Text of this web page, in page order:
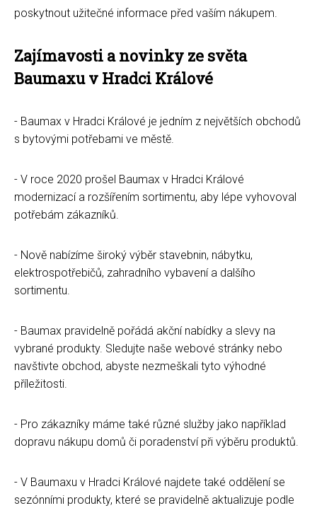
poskytnout užitečné informace před vaším nákupem.
Zajímavosti a novinky ze světa
Baumaxu v Hradci Králové
- Baumax v Hradci Králové je jedním z největších obchodů
s bytovými potřebami ve městě.
- V roce 2020 prošel Baumax v Hradci Králové
modernizací a rozšířením sortimentu, aby lépe vyhovoval
potřebám zákazníků.
- Nově nabízíme široký výběr stavebnin, nábytku,
elektrospotřebičů, zahradního vybavení a dalšího
sortimentu.
- Baumax pravidelně pořádá akční nabídky a slevy na
vybrané produkty. Sledujte naše webové stránky nebo
navštivte obchod, abyste nezmeškali tyto výhodné
příležitosti.
- Pro zákazníky máme také různé služby jako například
dopravu nákupu domů či poradenství při výběru produktů.
- V Baumaxu v Hradci Králové najdete také oddělení se
sezónními produkty, které se pravidelně aktualizuje podle